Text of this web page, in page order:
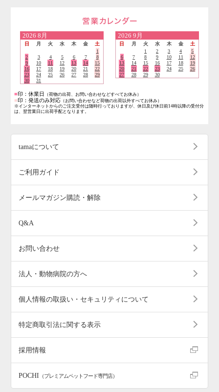
2026 8月
日 月 火 水 木 金
土
1
2
3 4 5 6 7
8
9
10 11 12 13 14
15
16
17 18 19 20 21
22
23
24 25 26 27 28
29
30
31
2026 9月
日 月 火 水 木 金
土
1
2 3 4
5
6
7 8 9 10 11
12
13
14 15 16 17 18
19
20
21 22 23 24 25
26
27
28 29 30
■印：休業日 （荷物の出荷、お問い合わせなどすべてお休み）
■印：発送のみ対応 （お問い合わせなど荷物の出荷以外すべてお休み）
※インターネットからのご注文受付は随時行っておりますが、休日及び休日前14時以降の受付分
は、翌営業日に出荷手配となります。
tamaについて
ご利用ガイド
メールマガジン購読・解除
Q&A
お問い合わせ
法人・動物病院の方へ
個人情報の取扱い・セキュリティについて
特定商取引法に関する表示
採用情報
POCHI （プレミアムペットフード専門店）